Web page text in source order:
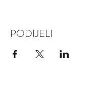
potrebna nikakva razina
polazna točka za
traže dublje intelektualno
PODIJELI